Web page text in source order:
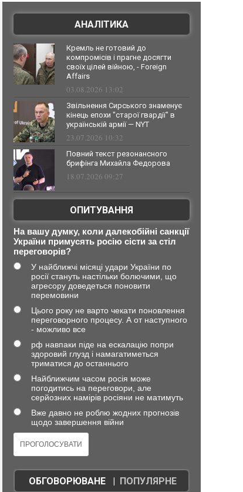
АНАЛІТИКА
Кремль не готовий до
компромісів і прагне досягти
своїх цілей війною, - Foreign
Affairs
03.08.2026 13:02
Звільнення Сирського знаменує
кінець епохи "старої гвардії" в
українській армії — NYT
23.07.2026 10:32
Повний текст резонансного
брифінга Михайла Федорова
18.07.2026 09:27
ОПИТУВАННЯ
На вашу думку, коли далекобійні санкції
України примусять росію сісти за стіл
переговорів?
У найближчі місяці удари України по
росії стануть настільки болючими, що
агресору доведеться поновити
перемовини
Цього року не варто чекати поновлення
переговорного процесу. А от наступного
- можливо все
рф навпаки піде на ескалацію попри
здоровий глузд і намагатиметься
триматися до останнього
Найближчим часом росія може
погодитись на переговори, але
серйозних намірів росіяни не матимуть
Вже давно не роблю жодних прогнозів
щодо завершення війни
ОБГОВОРЮВАНЕ| ПОПУЛЯРНЕ